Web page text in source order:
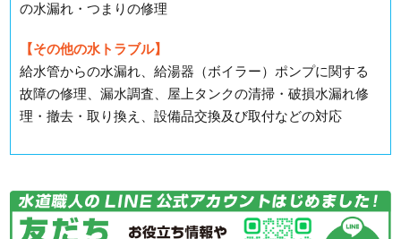
の水漏れ・つまりの修理
【その他の水トラブル】
給水管からの水漏れ、給湯器（ボイラー）ポンプに関する
故障の修理、漏水調査、屋上タンクの清掃・破損水漏れ修
理・撤去・取り換え、設備品交換及び取付などの対応